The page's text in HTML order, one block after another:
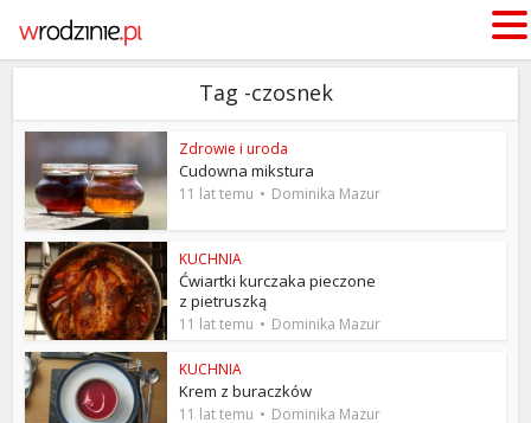
Tag -czosnek
Zdrowie i uroda
Cudowna mikstura
11 lat temu Dominika Mazur
KUCHNIA
Ćwiartki kurczaka pieczone
z pietruszką
11 lat temu Dominika Mazur
KUCHNIA
Krem z buraczków
11 lat temu Dominika Mazur